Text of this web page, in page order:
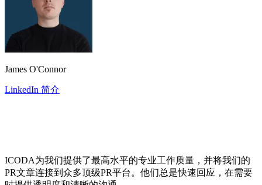
James O'Connor
LinkedIn 简介
ICODA为我们提供了最高水平的专业工作质量，并将我们的
PR文章连接到众多顶级PR平台。他们总是快速回应，在需要